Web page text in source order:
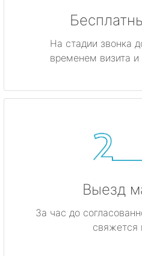
На стадии звонка
временем визита
Выезд
За час до
свяжется